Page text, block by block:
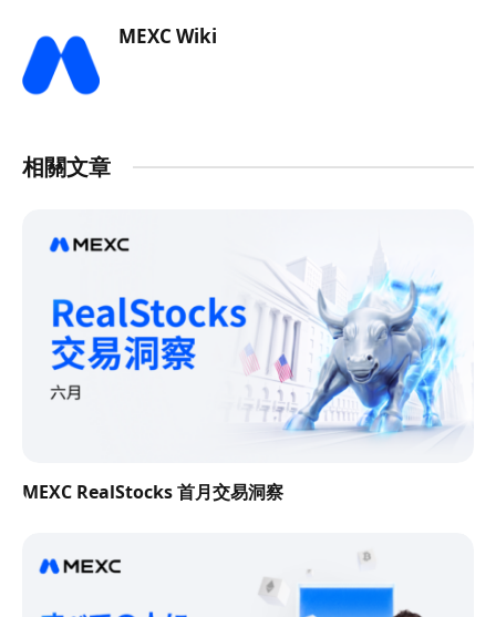
MEXC Wiki
相關文章
MEXC RealStocks 首月交易洞察